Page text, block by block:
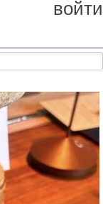
войти